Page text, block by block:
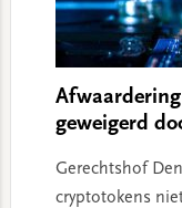
geweigerd
Gerechtshof
cryptotokens